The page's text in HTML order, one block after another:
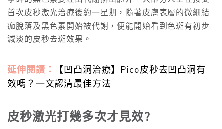
首次皮秒激光治療後約一星期，隨著皮膚表層的微細結
痂脫落及黑色素開始被代謝，便能開始看到色斑有初步
減淡的皮秒去斑效果。
延伸閱讀：
【凹凸洞治療】Pico皮秒去凹凸洞有
效嗎？一文認清最佳方法
皮秒激光打幾多次才見效?